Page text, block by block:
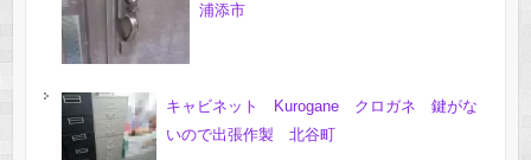
浦添市
キャビネット Kurogane クロガネ 鍵がな
いので出張作製 北谷町